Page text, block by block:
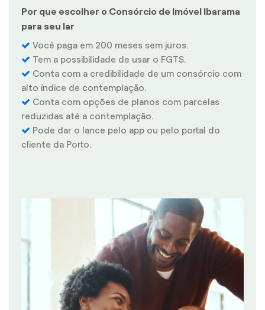
Por que escolher o Consórcio de Imóvel Ibarama
para seu lar
Você paga em 200 meses sem juros.
Tem a possibilidade de usar o FGTS.
Conta com a credibilidade de um consórcio com
alto índice de contemplação.
Conta com opções de planos com parcelas
reduzidas até a contemplação.
Pode dar o lance pelo app ou pelo portal do
cliente da Porto.